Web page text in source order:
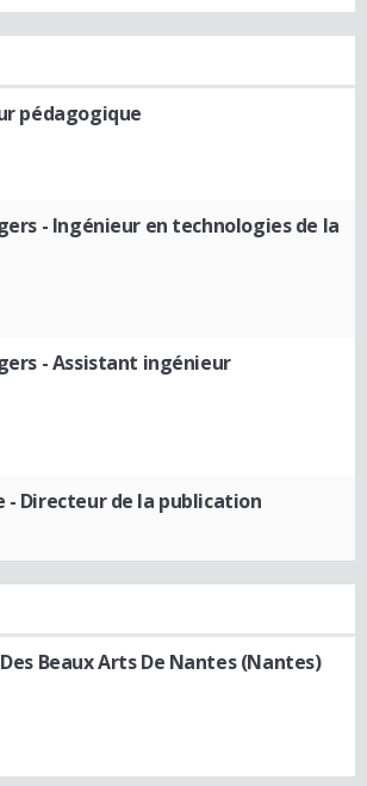
pédagogique
- Ingénieur en technologies de la
- Assistant ingénieur
- Directeur de la publication
Beaux Arts De Nantes (Nantes)